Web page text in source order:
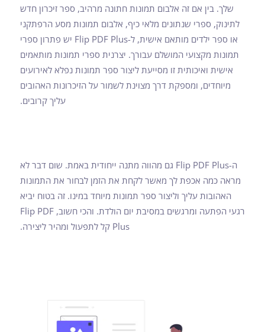
שלך. בין אם זה אלבום תמונות חתונה מרהיב, ספר זיכרון חדש
לתינוק, ספרי שנתונים מלאי כיף, אלבום תמונות מסע הרפתקני
או ספר ילדים מותאם אישית, ל-Flip PDF Plus יש פתרון ספרי
תמונות מקצועי המושלם עבורך. יצרנית ספרי תמונות מותאמים
אישית ואיכותית זו מסייעת ליצור ספר תמונות נפלא לאירועים
מיוחדים, ומספקת דרך מצוינת לשמור על הזיכרונות האהובים
עליך קרובים.
ה-Flip PDF Plus גם מהווה מתנה ייחודית באמת. שום דבר לא
מראה כמה אכפת לך מאשר לקחת את הזמן לבחור את התמונות
האהובות עליך וליצור ספר תמונות מיוחד במינו. זה בטוח יביא
רגעי הפתעה ומרגשים במסיבת יום הולדת. והכי חשוב, Flip PDF
Plus קל לתפעול ומהיר ליצירה.